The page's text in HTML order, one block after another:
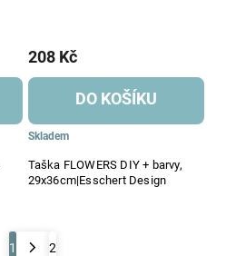
Taška FLOWERS DIY + barvy,
29x36cm|Esschert Design
Skladem
208 Kč
DO KOŠÍKU
1 2